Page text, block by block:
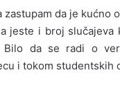
da je
jeste i broj
Bilo da se radi o
i tokom studentskih